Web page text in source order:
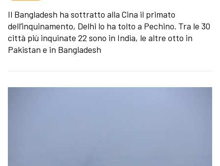
Il Bangladesh ha sottratto alla Cina il primato
dell’inquinamento, Delhi lo ha tolto a Pechino. Tra le 30
città più inquinate 22 sono in India, le altre otto in
Pakistan e in Bangladesh